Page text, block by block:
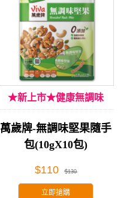
★新上市★健康無調味
萬歲牌-無調味堅果隨手
包(10gX10包)
$110 $130
立即搶購